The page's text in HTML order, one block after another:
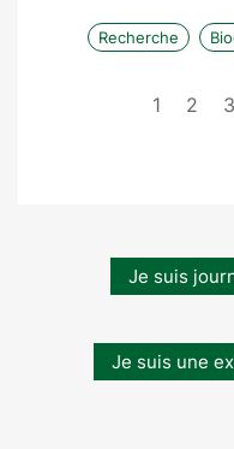
Recherche
1 2 3
Je suis
Je suis une